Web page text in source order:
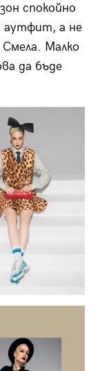
спокойно
аутфит, а не
Малко
да бъде